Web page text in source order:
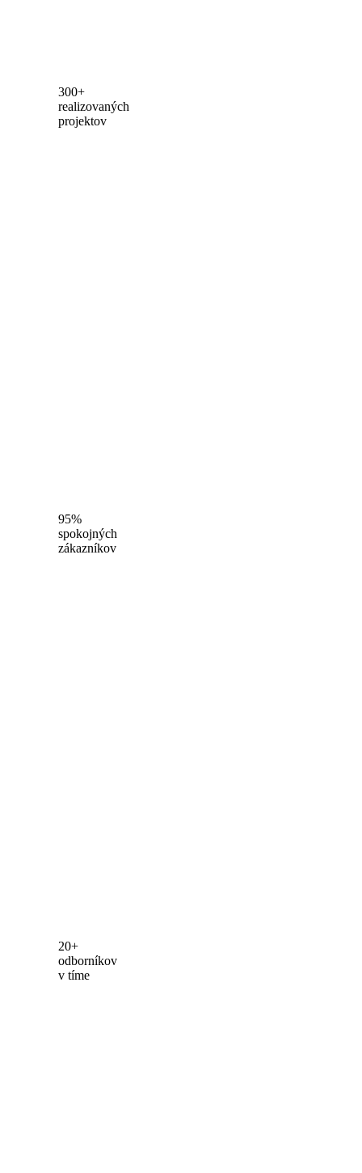
300+
realizovaných
projektov
95%
spokojných
zákazníkov
20+
odborníkov
v tíme